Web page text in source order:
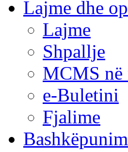
Lajme dhe
Lajme
Shpallje
MCMS në
e-Buletini
Fjalime